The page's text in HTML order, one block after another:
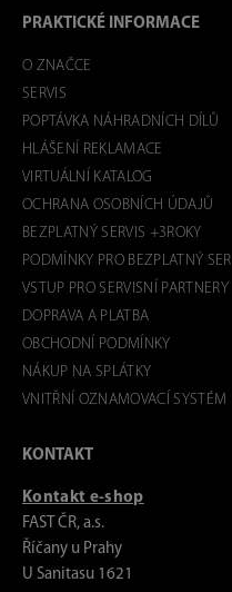
PRAKTICKÉ INFORMACE
O ZNAČCE
SERVIS
POPTÁVKA NÁHRADNÍCH DÍLŮ
HLÁŠENÍ REKLAMACE
VIRTUÁLNÍ KATALOG
OCHRANA OSOBNÍCH ÚDAJŮ
BEZPLATNÝ SERVIS +3ROKY
PODMÍNKY PRO BEZPLATNÝ
VSTUP PRO SERVISNÍ PARTNERY
DOPRAVA A PLATBA
OBCHODNÍ PODMÍNKY
NÁKUP NA SPLÁTKY
VNITŘNÍ OZNAMOVACÍ SYSTÉM
KONTAKT
Kontakt e-shop
FAST ČR, a.s.
Říčany u Prahy
U Sanitasu 1621